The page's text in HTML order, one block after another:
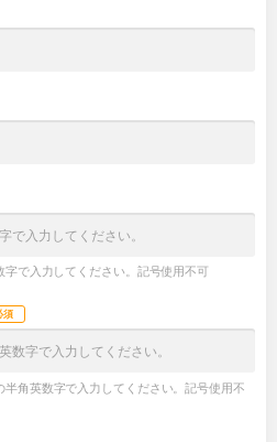
で入力してください。記号使用不可
須
角英数字で入力してください。記号使用不